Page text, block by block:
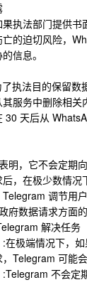
执法部门提供
的迫切风险，
信息。
执法目的保留数
服务中删除相关
天后从
明，它不会定期
，在极少数情况
调节用
府数据请求方面
解决任务
在极端情况下，
Telegram 可能会
不会定